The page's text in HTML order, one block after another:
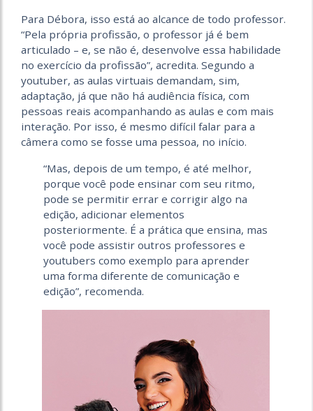
Para Débora, isso está ao alcance de todo professor.
“Pela própria profissão, o professor já é bem
articulado – e, se não é, desenvolve essa habilidade
no exercício da profissão”, acredita. Segundo a
youtuber, as aulas virtuais demandam, sim,
adaptação, já que não há audiência física, com
pessoas reais acompanhando as aulas e com mais
interação. Por isso, é mesmo difícil falar para a
câmera como se fosse uma pessoa, no início.
“Mas, depois de um tempo, é até melhor,
porque você pode ensinar com seu ritmo,
pode se permitir errar e corrigir algo na
edição, adicionar elementos
posteriormente. É a prática que ensina, mas
você pode assistir outros professores e
youtubers como exemplo para aprender
uma forma diferente de comunicação e
edição”, recomenda.